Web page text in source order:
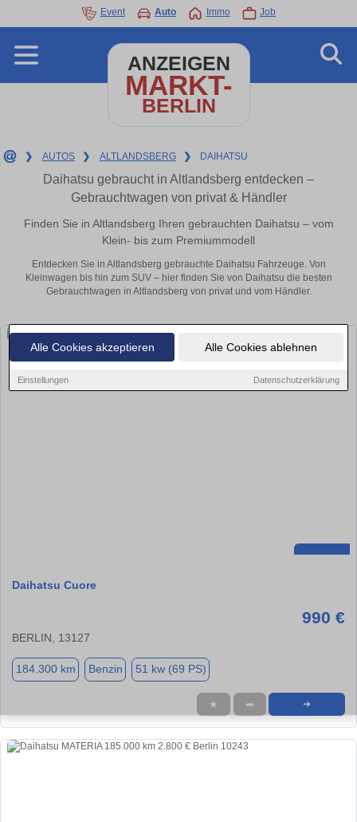
Alle Cookies akzeptieren Alle Cookies ablehnen
Einstellungen Datenschutzerklärung
Event Auto Immo Job
ANZEIGEN
MARKT-
BERLIN
❯ AUTOS ❯ ALTLANDSBERG ❯ DAIHATSU
Daihatsu gebraucht in Altlandsberg entdecken –
Gebrauchtwagen von privat & Händler
Finden Sie in Altlandsberg Ihren gebrauchten Daihatsu – vom
Klein- bis zum Premiummodell
Entdecken Sie in Altlandsberg gebrauchte Daihatsu Fahrzeuge. Von
Kleinwagen bis hin zum SUV – hier finden Sie von Daihatsu die besten
Gebrauchtwagen in Altlandsberg von privat und vom Händler.
Daihatsu Cuore
990 €
BERLIN, 13127
184.300 km Benzin 51 kw (69 PS)
★ ➦ ➜